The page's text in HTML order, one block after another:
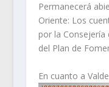
Permanecerá
Oriente: Los
por la Consejería
del Plan de
En cuanto a